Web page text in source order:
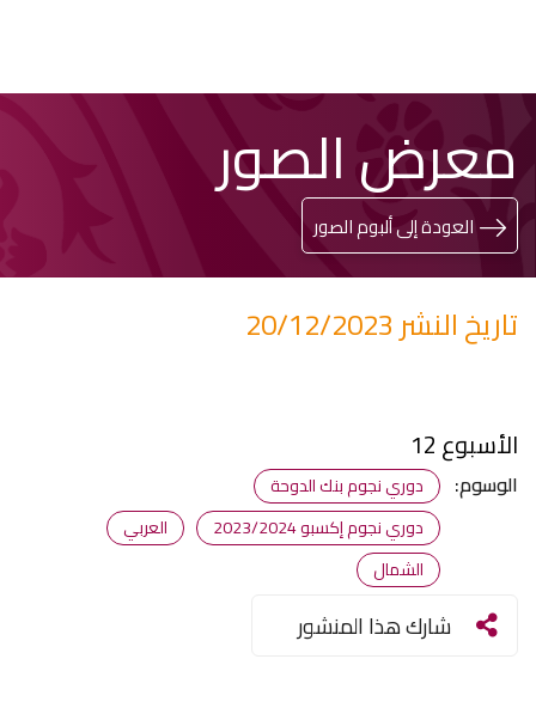
المحتوى
الرئيسي
معرض الصور
العودة إلى ألبوم الصور
تاريخ النشر 20/12/2023
الأسبوع 12
الوسوم:
دوري نجوم بنك الدوحة
دوري نجوم إكسبو 2023/2024
العربي
الشمال
شارك هذا المنشور